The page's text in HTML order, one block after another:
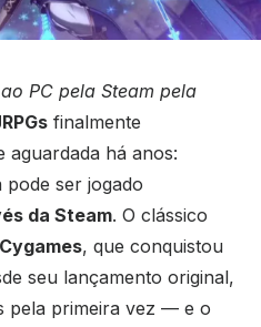
PC pela Steam pela
finalmente
aguardada há anos:
pode ser jogado
da Steam. O clássico
Cygames, que conquistou
seu lançamento original,
pela primeira vez — e o